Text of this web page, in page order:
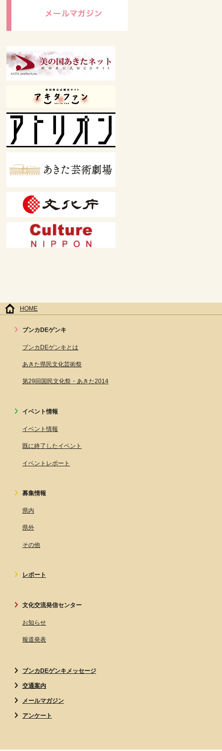
HOME
ブンカDEゲンキ
ブンカDEゲンキとは
あきた県民文化芸術祭
第29回国民文化祭・あきた2014
イベント情報
イベント情報
既に終了したイベント
イベントレポート
募集情報
県内
県外
その他
レポート
文化交流発信センター
お知らせ
報道発表
ブンカDEゲンキメッセージ
交通案内
メールマガジン
アンケート